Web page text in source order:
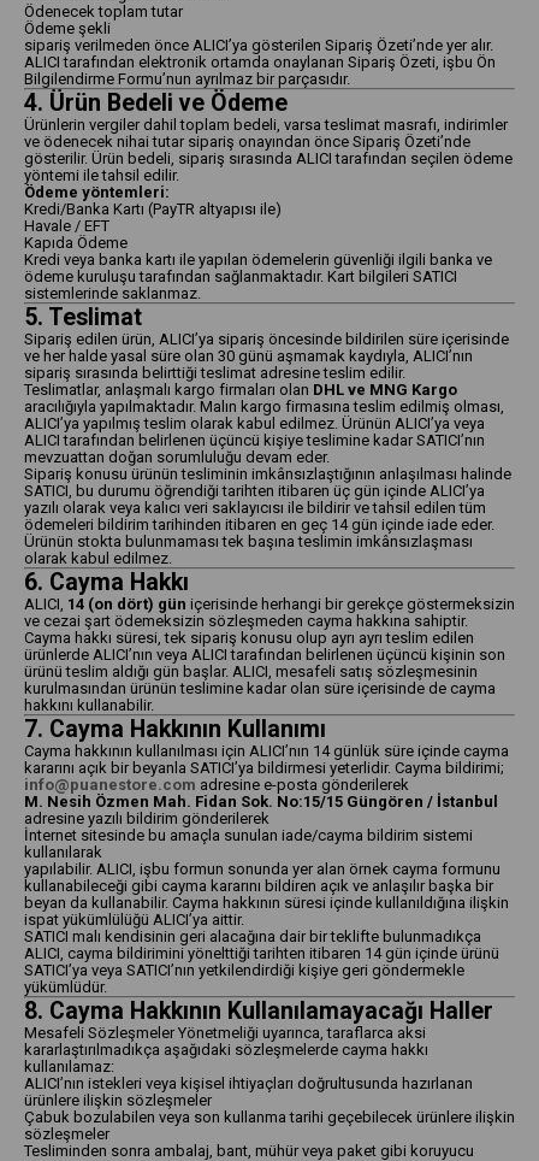
Ödenecek toplam tutar
Ödeme şekli
sipariş verilmeden önce ALICI’ya gösterilen Sipariş Özeti’nde yer alır.
ALICI tarafından elektronik ortamda onaylanan Sipariş Özeti, işbu Ön
Bilgilendirme Formu’nun ayrılmaz bir parçasıdır.
4. Ürün Bedeli ve Ödeme
Ürünlerin vergiler dahil toplam bedeli, varsa teslimat masrafı, indirimler
ve ödenecek nihai tutar sipariş onayından önce Sipariş Özeti’nde
gösterilir. Ürün bedeli, sipariş sırasında ALICI tarafından seçilen ödeme
yöntemi ile tahsil edilir.
Ödeme yöntemleri:
Kredi/Banka Kartı (PayTR altyapısı ile)
Havale / EFT
Kapıda Ödeme
Kredi veya banka kartı ile yapılan ödemelerin güvenliği ilgili banka ve
ödeme kuruluşu tarafından sağlanmaktadır. Kart bilgileri SATICI
sistemlerinde saklanmaz.
5. Teslimat
Sipariş edilen ürün, ALICI’ya sipariş öncesinde bildirilen süre içerisinde
ve her halde yasal süre olan 30 günü aşmamak kaydıyla, ALICI’nın
sipariş sırasında belirttiği teslimat adresine teslim edilir.
Teslimatlar, anlaşmalı kargo firmaları olan DHL ve MNG Kargo
aracılığıyla yapılmaktadır. Malın kargo firmasına teslim edilmiş olması,
ALICI’ya yapılmış teslim olarak kabul edilmez. Ürünün ALICI’ya veya
ALICI tarafından belirlenen üçüncü kişiye teslimine kadar SATICI’nın
mevzuattan doğan sorumluluğu devam eder.
Sipariş konusu ürünün tesliminin imkânsızlaştığının anlaşılması halinde
SATICI, bu durumu öğrendiği tarihten itibaren üç gün içinde ALICI’ya
yazılı olarak veya kalıcı veri saklayıcısı ile bildirir ve tahsil edilen tüm
ödemeleri bildirim tarihinden itibaren en geç 14 gün içinde iade eder.
Ürünün stokta bulunmaması tek başına teslimin imkânsızlaşması
olarak kabul edilmez.
6. Cayma Hakkı
ALICI, 14 (on dört) gün içerisinde herhangi bir gerekçe göstermeksizin
ve cezai şart ödemeksizin sözleşmeden cayma hakkına sahiptir.
Cayma hakkı süresi, tek sipariş konusu olup ayrı ayrı teslim edilen
ürünlerde ALICI’nın veya ALICI tarafından belirlenen üçüncü kişinin son
ürünü teslim aldığı gün başlar. ALICI, mesafeli satış sözleşmesinin
kurulmasından ürünün teslimine kadar olan süre içerisinde de cayma
hakkını kullanabilir.
7. Cayma Hakkının Kullanımı
Cayma hakkının kullanılması için ALICI’nın 14 günlük süre içinde cayma
kararını açık bir beyanla SATICI’ya bildirmesi yeterlidir. Cayma bildirimi;
info@puanestore.com adresine e-posta gönderilerek
M. Nesih Özmen Mah. Fidan Sok. No:15/15 Güngören / İstanbul
adresine yazılı bildirim gönderilerek
İnternet sitesinde bu amaçla sunulan iade/cayma bildirim sistemi
kullanılarak
yapılabilir. ALICI, işbu formun sonunda yer alan örnek cayma formunu
kullanabileceği gibi cayma kararını bildiren açık ve anlaşılır başka bir
beyan da kullanabilir. Cayma hakkının süresi içinde kullanıldığına ilişkin
ispat yükümlülüğü ALICI’ya aittir.
SATICI malı kendisinin geri alacağına dair bir teklifte bulunmadıkça
ALICI, cayma bildirimini yönelttiği tarihten itibaren 14 gün içinde ürünü
SATICI’ya veya SATICI’nın yetkilendirdiği kişiye geri göndermekle
yükümlüdür.
8. Cayma Hakkının Kullanılamayacağı Haller
Mesafeli Sözleşmeler Yönetmeliği uyarınca, taraflarca aksi
kararlaştırılmadıkça aşağıdaki sözleşmelerde cayma hakkı
kullanılamaz:
ALICI’nın istekleri veya kişisel ihtiyaçları doğrultusunda hazırlanan
ürünlere ilişkin sözleşmeler
Çabuk bozulabilen veya son kullanma tarihi geçebilecek ürünlere ilişkin
sözleşmeler
Tesliminden sonra ambalaj, bant, mühür veya paket gibi koruyucu